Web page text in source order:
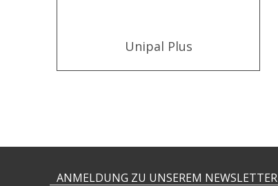
Unipal Plus
ANMELDUNG ZU UNSEREM NEWSLETTER